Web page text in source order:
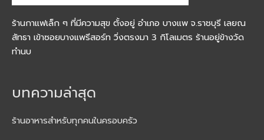
ร้านกาแฟเล็ก ๆ ที่มีความสุข ตั้งอยู่ อำเภอ บางแพ จ.ราชบุรี เลยณ
สัทธา เข้าซอยบางแพรีสอร์ท วิ่งตรงมา 3 กิโลเมตร ร้านอยู่ข้างวัด
ทำนบ
บทความล่าสุด
ร้านอาหารสำหรับทุกคนในครอบครัว